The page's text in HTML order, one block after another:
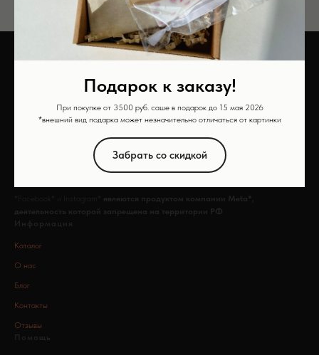
Подарок к заказу!
При покупке от 3500 руб. саше в подарок до 15 мая 2026
*внешний вид подарка может незначительно отличаться от картинки
Забрать со скидкой
ИП Войтова Татьяна Анатольевна
ИНН 032386507700
2024-2026 VOITOVA Studio
© Все права защищены.
являются продуктом компании Meta*,
деятельность которой запрещена на территории РФ
Каталог
О нас
Блог
Контакты
Отзывы
Помощь